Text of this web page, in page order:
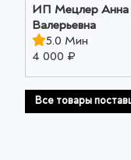
ИП Мецлер Анна
Валерьевна
5.0 Мин
4 000 ₽
Все товары